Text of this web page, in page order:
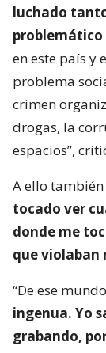
luchado
problemático
en este país y
problema
crimen
drogas, la
espacios”,
A ello
tocado ver
donde me
que violaban
“De ese
ingenua. Yo
grabando,